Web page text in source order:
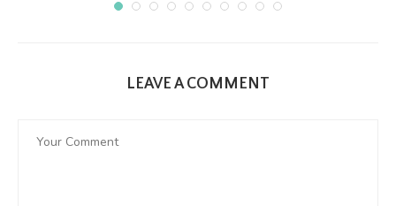
LEAVE A COMMENT